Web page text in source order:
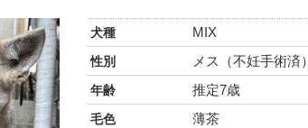
犬種 MIX
性別 メス（不妊手術済）
年齢 推定7歳
毛色 薄茶